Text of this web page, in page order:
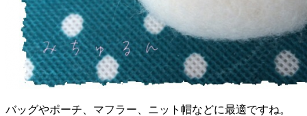
バッグやポーチ、マフラー、ニット帽などに最適ですね。